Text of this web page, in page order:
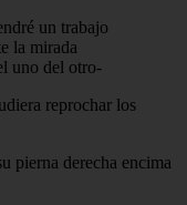
un trabajo
la mirada
uno del otro-
reprochar los
pierna derecha encima